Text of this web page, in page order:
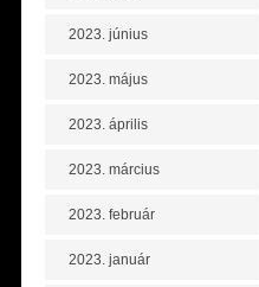
2023. június
2023. május
2023. április
2023. március
2023. február
2023. január